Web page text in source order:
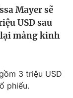
Mayer sẽ
USD sau
mảng kinh
3 triệu USD
phiếu.